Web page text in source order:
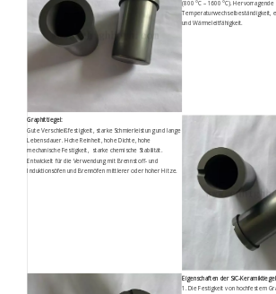
(800 °C – 1600 °C). Hervorragende
Temperaturwechselbeständigkeit,
und Wärmeleitfähigkeit.
Graphittiegel:
Gute Verschleißfestigkeit, starke Schmierleistung und lange
Lebensdauer. Hohe Reinheit, hohe Dichte, hohe
mechanische Festigkeit, starke chemische Stabilität.
Entwickelt für die Verwendung mit Brennstoff- und
Induktionsöfen und Brennöfen mittlerer oder hoher Hitze.
Eigenschaften der SiC-
1. Die Festigkeit von hochfestem